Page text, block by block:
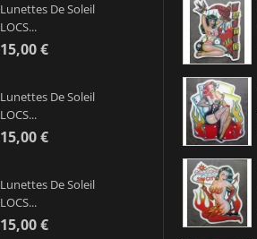
Lunettes De Soleil
LOCS...
15,00 €
Lunettes De Soleil
LOCS...
15,00 €
Lunettes De Soleil
LOCS...
15,00 €